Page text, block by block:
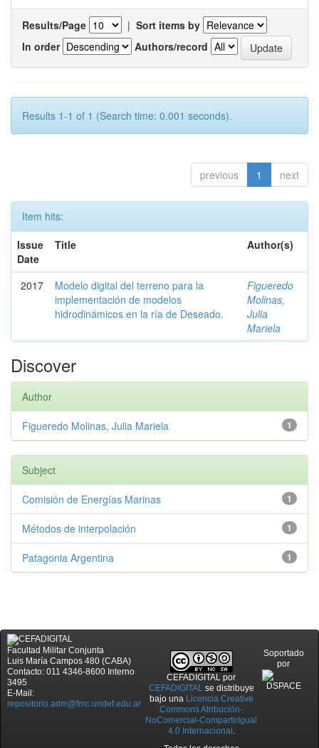
Results/Page | Sort items by
In order
Authors/record
Results 1-1 of 1 (Search time: 0.001 seconds).
previous 1 next
Item hits:
Issue
Date
Title Author(s)
2017
Modelo digital del terreno para la
implementación de modelos
hidrodinámicos en la ría de Deseado.
Figueredo
Molinas,
Julia
Mariela
Discover
Author
1
Figueredo Molinas, Julia Mariela
Subject
1
Comisión de Energías Marinas
1
Métodos de interpolación
1
Patagonia Argentina
Facultad Militar Conjunta
Luis María Campos 480 (CABA)
Contacto: 011 4346-8600 Interno
3495
E-Mail:
repositorio.adm@fmc.undef.edu.ar
CEFADIGITAL por
CEFADIGITALse distribuye
bajo una Licencia Creative
Commons Atribución-
NoComercial-CompartirIgual
4.0 Internacional .
Soportado
por